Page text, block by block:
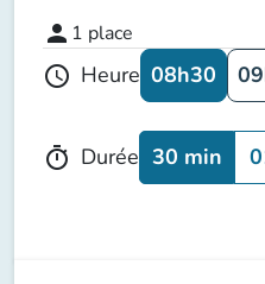
person 1 place
schedule Heure 08h30
timer Durée 30 min